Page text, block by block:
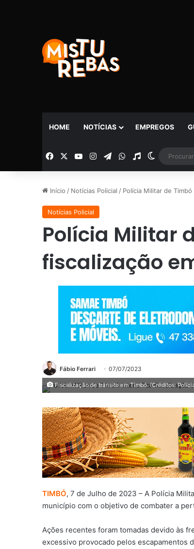
HOME NOTÍCIAS EMPREGOS
Facebook YouTubeInstagramTelegramWhatsApp
Rádio Switch
Início / Notícias Policial / Polícia Militar de
Notícias Policial
Polícia Militar
fiscalização
Fábio Ferrari 07/07/2023
Fiscalização de trânsito em Timbó. (Créditos:
TIMBÓ, 7 de Julho de 2023 – A Polícia
município com o objetivo de combater a
Ações recentes foram tomadas devido às
excessivo provocado pelos escapamentos